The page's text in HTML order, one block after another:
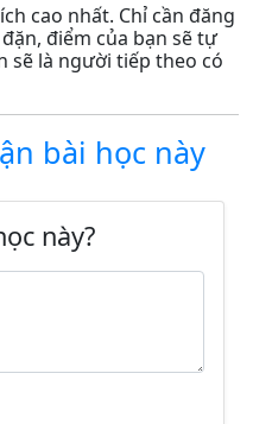
cao nhất. Chỉ cần đăng
điểm của bạn sẽ tự
sẽ là người tiếp theo có
bài học này
này?